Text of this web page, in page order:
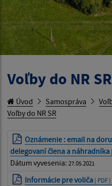
Voľby do NR SR
Úvod Samospráva
Voľby do NR SR
Oznámenie : email na
delegovaní člena a náhradníka
Dátum vyvesenia: 27.05.2021
Informácie pre voliča | PDF